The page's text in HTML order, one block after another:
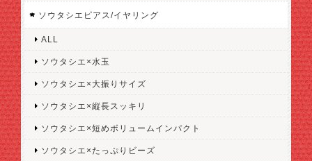
ソウタシエピアス/イヤリング
ALL
ソウタシエ×水玉
ソウタシエ×大振りサイズ
ソウタシエ×縦長スッキリ
ソウタシエ×短めボリュームインパクト
ソウタシエ×たっぷりビーズ